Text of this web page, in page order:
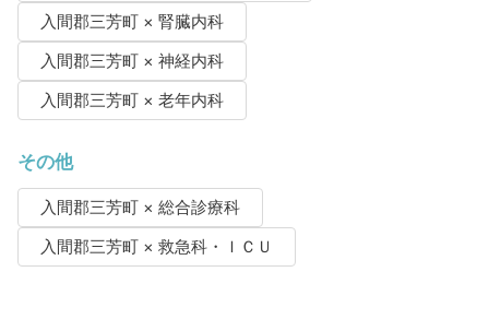
入間郡三芳町 × 腎臓内科
入間郡三芳町 × 神経内科
入間郡三芳町 × 老年内科
その他
入間郡三芳町 × 総合診療科
入間郡三芳町 × 救急科・ＩＣＵ